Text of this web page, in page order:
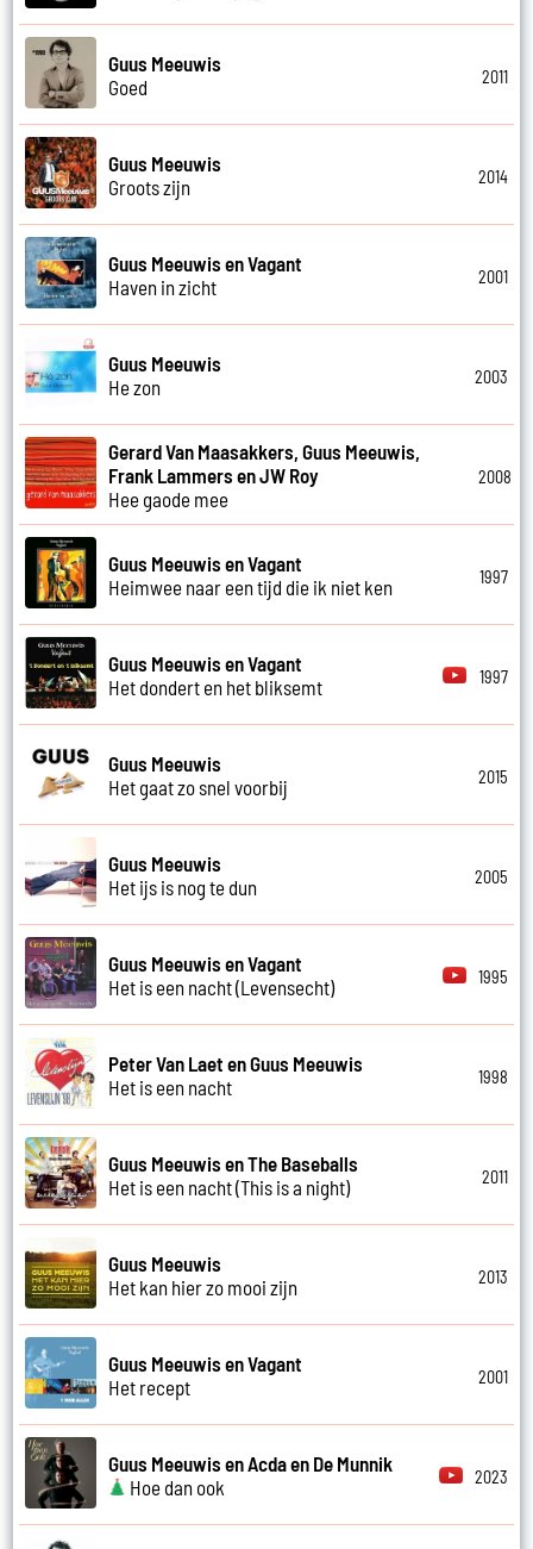
Guus Meeuwis
Goed
2011
Guus Meeuwis
Groots zijn
2014
Guus Meeuwis en Vagant
Haven in zicht
2001
Guus Meeuwis
He zon
2003
Gerard Van Maasakkers, Guus Meeuwis,
Frank Lammers en JW Roy
Hee gaode mee
2008
Guus Meeuwis en Vagant
Heimwee naar een tijd die ik niet ken
1997
Guus Meeuwis en Vagant
Het dondert en het bliksemt
1997
Guus Meeuwis
Het gaat zo snel voorbij
2015
Guus Meeuwis
Het ijs is nog te dun
2005
Guus Meeuwis en Vagant
Het is een nacht (Levensecht)
1995
Peter Van Laet en Guus Meeuwis
Het is een nacht
1998
Guus Meeuwis en The Baseballs
Het is een nacht (This is a night)
2011
Guus Meeuwis
Het kan hier zo mooi zijn
2013
Guus Meeuwis en Vagant
Het recept
2001
Guus Meeuwis en Acda en De Munnik
Hoe dan ook
2023